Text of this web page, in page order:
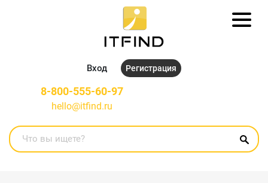
Вход Регистрация
8-800-555-60-97
hello@itfind.ru